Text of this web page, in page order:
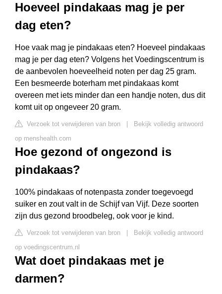
Hoeveel pindakaas mag je per
dag eten?
Hoe vaak mag je pindakaas eten? Hoeveel pindakaas
mag je per dag eten? Volgens het Voedingscentrum is
de aanbevolen hoeveelheid noten per dag 25 gram.
Een besmeerde boterham met pindakaas komt
overeen met iets minder dan een handje noten, dus dit
komt uit op ongeveer 20 gram.
Verzoek tot verwijderen van bron
Bekijk volledig antwoord
op menshealth.com
Hoe gezond of ongezond is
pindakaas?
100% pindakaas of notenpasta zonder toegevoegd
suiker en zout valt in de Schijf van Vijf. Deze soorten
zijn dus gezond broodbeleg, ook voor je kind.
Verzoek tot verwijderen van bron
Bekijk volledig antwoord
op voedingscentrum.nl
Wat doet pindakaas met je
darmen?